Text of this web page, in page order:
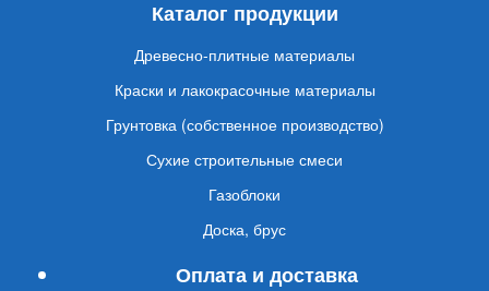
Каталог продукции
Древесно-плитные материалы
Краски и лакокрасочные материалы
Грунтовка (собственное производство)
Сухие строительные смеси
Газоблоки
Доска, брус
Оплата и доставка